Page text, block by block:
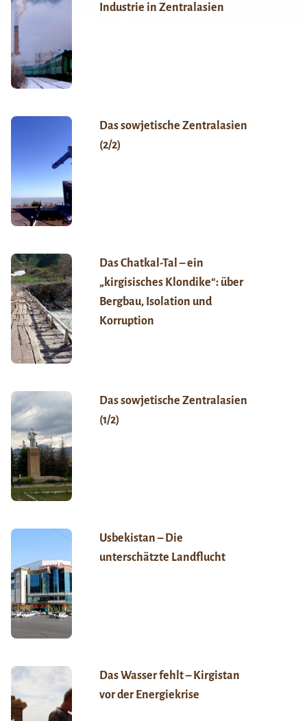
Industrie in Zentralasien
Das sowjetische Zentralasien
(2/2)
Das Chatkal-Tal – ein
„kirgisisches Klondike“: über
Bergbau, Isolation und
Korruption
Das sowjetische Zentralasien
(1/2)
Usbekistan – Die
unterschätzte Landflucht
Das Wasser fehlt – Kirgistan
vor der Energiekrise